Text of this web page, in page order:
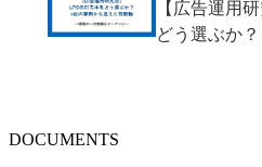
【広告運用
どう選ぶか
DOCUMENTS